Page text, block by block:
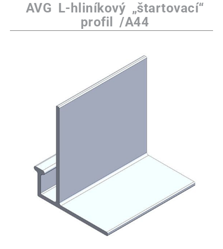
AVG L-hliníkový „štartovací“
profil /A44